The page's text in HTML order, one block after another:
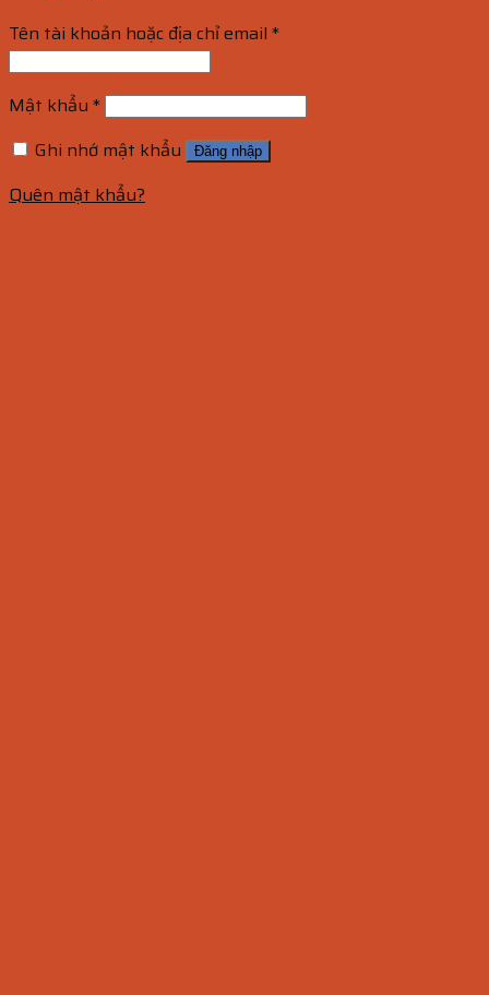
Tên tài khoản hoặc địa chỉ email *
Mật khẩu *
Ghi nhớ mật khẩu
Đăng nhập
Quên mật khẩu?